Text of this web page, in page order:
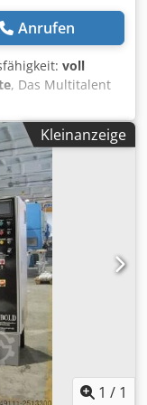
Anrufen
voll
, Das Multitalent
einem breiten
eine
Materialführung.
Bahnspannung
Die äußerst
das
und
erheblich.
für die
können bis zu 50
Für diese
Kleinanzeige
1 / 1